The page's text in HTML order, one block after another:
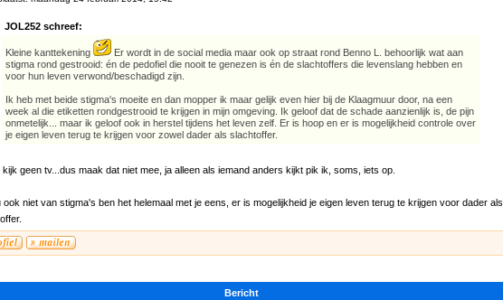
JOL252 schreef:
Kleine kanttekening
Er wordt in de social media maar ook op straat rond Benno L. behoorlijk wat aan
stigma rond gestrooid: én de pedofiel die nooit te genezen is én de slachtoffers die levenslang hebben en
voor hun leven verwond/beschadigd zijn.
Ik heb met beide stigma's moeite en dan mopper ik maar gelijk even hier bij de Klaagmuur door, na een
week al die etiketten rondgestrooid te krijgen in mijn omgeving. Ik geloof dat de schade aanzienlijk is, de pijn
onmetelijk... maar ik geloof ook in herstel tijdens het leven zelf. Er is hoop en er is mogelijkheid controle over
je eigen leven terug te krijgen voor zowel dader als slachtoffer.
kijk geen tv...dus maak dat niet mee, ja alleen als iemand anders kijkt pik ik, soms, iets op.
ook niet van stigma's ben het helemaal met je eens, er is mogelijkheid je eigen leven terug te krijgen voor dader als
Bericht